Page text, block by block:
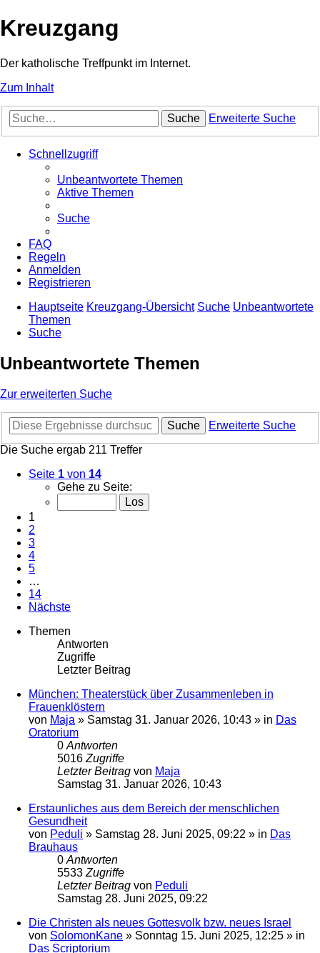
Kreuzgang
Der katholische Treffpunkt im Internet.
Zum Inhalt
Suche Erweiterte Suche
Schnellzugriff
Unbeantwortete Themen
Aktive Themen
Suche
FAQ
Regeln
Anmelden
Registrieren
Hauptseite Kreuzgang-Übersicht Suche Unbeantwortete
Themen
Suche
Unbeantwortete Themen
Zur erweiterten Suche
Suche
Erweiterte Suche
Die Suche ergab 211 Treffer
Seite 1 von 14
Gehe zu Seite:
1
2
3
4
5
…
14
Nächste
Themen
Antworten
Zugriffe
Letzter Beitrag
München: Theaterstück über Zusammenleben in
Frauenklöstern
von Maja » Samstag 31. Januar 2026, 10:43 » in Das
Oratorium
0 Antworten
5016 Zugriffe
Letzter Beitrag von Maja
Samstag 31. Januar 2026, 10:43
Erstaunliches aus dem Bereich der menschlichen
Gesundheit
von Peduli » Samstag 28. Juni 2025, 09:22 » in Das
Brauhaus
0 Antworten
5533 Zugriffe
Letzter Beitrag von Peduli
Samstag 28. Juni 2025, 09:22
Die Christen als neues Gottesvolk bzw. neues Israel
von SolomonKane » Sonntag 15. Juni 2025, 12:25 » in
Das Scriptorium